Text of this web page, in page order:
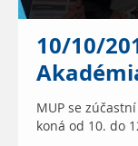
10/10/
MUP se
koná od 10. do